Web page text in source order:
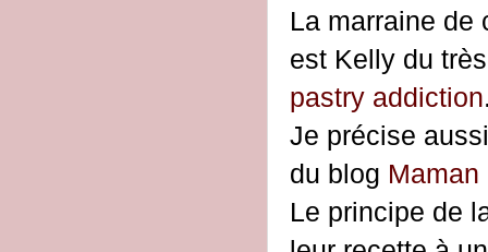
La marraine de
est Kelly du
pastry addiction
Je précise
du blog
Le principe de